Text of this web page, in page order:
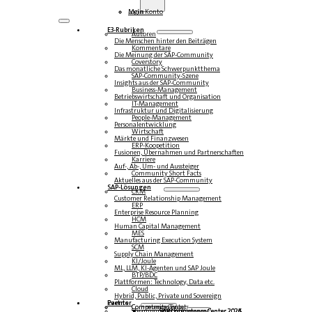
Login
Mein Konto
E3-RubrikenAutoren
Die Menschen hinter den Beiträgen
Kommentare
Die Meinung der SAP-Community
Coverstory
Das monatliche Schwerpunktthema
SAP-Community-Szene
Insights aus der SAP-Community
Business-Management
Betriebswirtschaft und Organisation
IT-Management
Infrastruktur und Digitalisierung
People-Management
Personalentwicklung
Wirtschaft
Märkte und Finanzwesen
ERP-Koopetition
Fusionen, Übernahmen und Partnerschaften
Karriere
Auf-, Ab-, Um- und Aussteiger
Community Short Facts
Aktuelles aus der SAP-Community
SAP-Lösungen
CRM
Customer Relationship Management
ERP
Enterprise Resource Planning
HCM
Human Capital Management
MES
Manufacturing Execution System
SCM
Supply Chain Management
KI/Joule
ML, LLM, KI-Agenten und SAP Joule
BTP/BDC
Plattformen: Technology, Data etc.
Cloud
Hybrid, Public, Private und Sovereign
Partner
Events Community-Events
Competence Center